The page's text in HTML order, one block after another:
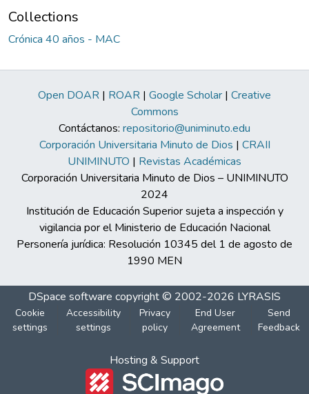
Collections
Crónica 40 años - MAC
Open DOAR | ROAR | Google Scholar | Creative
Commons
Contáctanos: repositorio@uniminuto.edu
Corporación Universitaria Minuto de Dios | CRAII
UNIMINUTO | Revistas Académicas
Corporación Universitaria Minuto de Dios – UNIMINUTO
2024
Institución de Educación Superior sujeta a inspección y
vigilancia por el Ministerio de Educación Nacional
Personería jurídica: Resolución 10345 del 1 de agosto de
1990 MEN
DSpace software copyright © 2002-2026 LYRASIS
Cookie
settings
Accessibility
settings
Privacy
policy
End User
Agreement
Send
Feedback
Hosting & Support